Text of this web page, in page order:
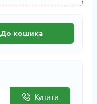
До кошика
Купити